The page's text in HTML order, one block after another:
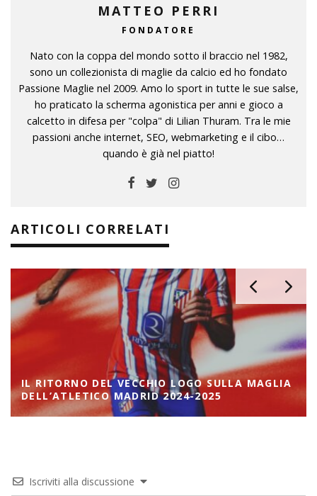
MATTEO PERRI
FONDATORE
Nato con la coppa del mondo sotto il braccio nel 1982,
sono un collezionista di maglie da calcio ed ho fondato
Passione Maglie nel 2009. Amo lo sport in tutte le sue salse,
ho praticato la scherma agonistica per anni e gioco a
calcetto in difesa per "colpa" di Lilian Thuram. Tra le mie
passioni anche internet, SEO, webmarketing e il cibo…
quando è già nel piatto!
ARTICOLI CORRELATI
IL RITORNO DEL VECCHIO LOGO SULLA MAGLIA
DELL’ATLETICO MADRID 2024-2025
Iscriviti alla discussione